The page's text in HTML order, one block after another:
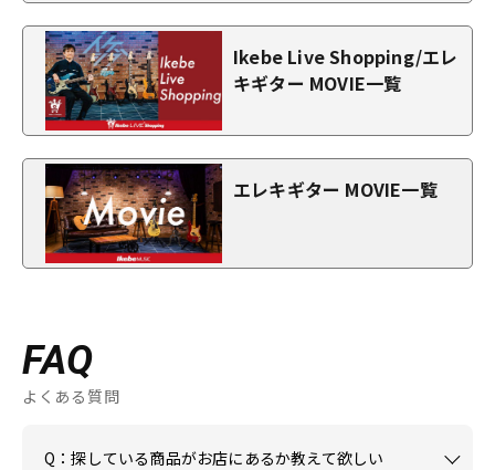
Ikebe Live Shopping/エレ
キギター MOVIE一覧
エレキギター MOVIE一覧
FAQ
よくある質問
Q：探している商品がお店にあるか教えて欲しい